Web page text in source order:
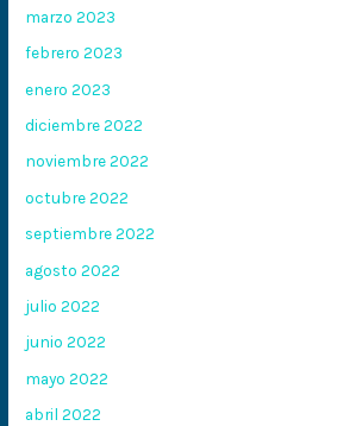
marzo 2023
febrero 2023
enero 2023
diciembre 2022
noviembre 2022
octubre 2022
septiembre 2022
agosto 2022
julio 2022
junio 2022
mayo 2022
abril 2022